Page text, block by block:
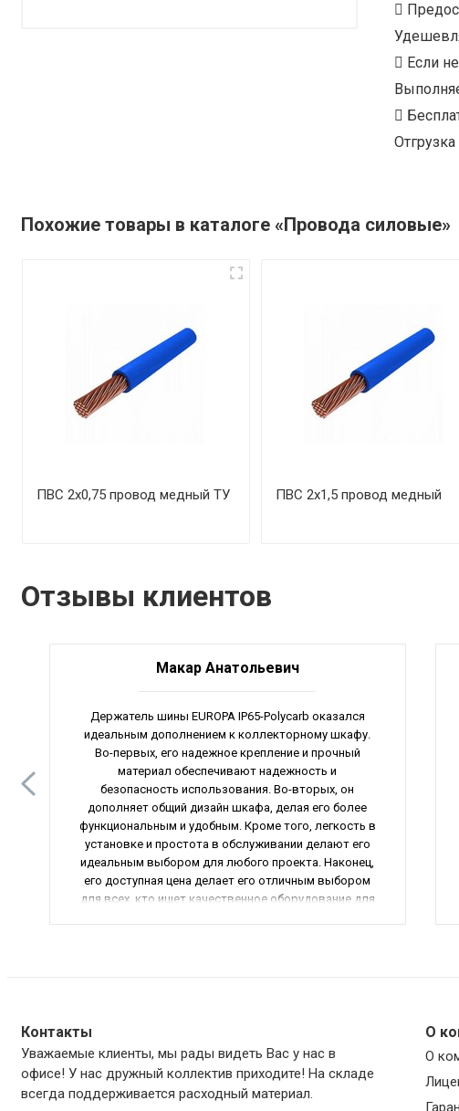
Если
Похожие товары в каталоге «Провода силовые»
ПВС 2х0,75 провод медный ТУ ПВС 2х1,5 провод медный
Отзывы клиентов
Макар Анатольевич
Держатель шины EUROPA IP65-Polycarb оказался
идеальным дополнением к коллекторному шкафу.
Во-первых, его надежное крепление и прочный
материал обеспечивают надежность и
безопасность использования. Во-вторых, он
дополняет общий дизайн шкафа, делая его более
функциональным и удобным. Кроме того, легкость в
установке и простота в обслуживании делают его
идеальным выбором для любого проекта. Наконец,
его доступная цена делает его отличным выбором
для всех, кто ищет качественное оборудование для
Контакты
Уважаемые клиенты, мы рады видеть Вас у нас в
офисе! У нас дружный коллектив приходите! На складе
всегда поддерживается расходный материал.
О
О